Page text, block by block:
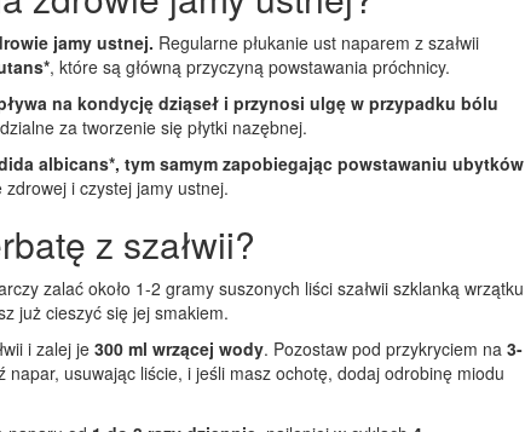
jamy ustnej. Regularne płukanie ust naparem z szałwii
, które są główną przyczyną powstawania próchnicy.
na kondycję dziąseł i przynosi ulgę w przypadku bólu
za tworzenie się płytki nazębnej.
albicans*, tym samym zapobiegając powstawaniu ubytków
i czystej jamy ustnej.
z szałwii?
zalać około 1-2 gramy suszonych liści szałwii szklanką wrzątku
już cieszyć się jej smakiem.
i zalej je 300 ml wrzącej wody. Pozostaw pod przykryciem na 3-
usuwając liście, i jeśli masz ochotę, dodaj odrobinę miodu